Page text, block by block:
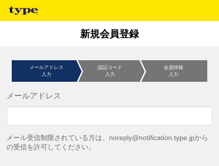
新規会員登録
メールアドレス
入力
認証コード
入力
会員情報
入力
メールアドレス
メール受信制限されている方は、noreply@notification.type.jpから
の受信を許可してください。